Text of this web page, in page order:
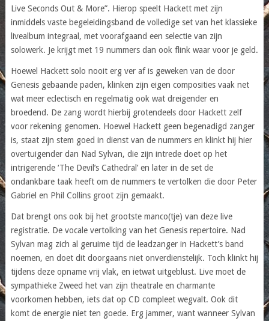
Live Seconds Out & More”. Hierop speelt Hackett met zijn
inmiddels vaste begeleidingsband de volledige set van het klassieke
livealbum integraal, met voorafgaand een selectie van zijn
solowerk. Je krijgt met 19 nummers dan ook flink waar voor je geld.
Hoewel Hackett solo nooit erg ver af is geweken van de door
Genesis gebaande paden, klinken zijn eigen composities vaak net
wat meer eclectisch en regelmatig ook wat dreigender en
broedend. De zang wordt hierbij grotendeels door Hackett zelf
voor rekening genomen. Hoewel Hackett geen begenadigd zanger
is, staat zijn stem goed in dienst van de nummers en klinkt hij hier
overtuigender dan Nad Sylvan, die zijn intrede doet op het
intrigerende ‘The Devil’s Cathedral’ en later in de set de
ondankbare taak heeft om de nummers te vertolken die door Peter
Gabriel en Phil Collins groot zijn gemaakt.
Dat brengt ons ook bij het grootste manco(tje) van deze live
registratie. De vocale vertolking van het Genesis repertoire. Nad
Sylvan mag zich al geruime tijd de leadzanger in Hackett’s band
noemen, en doet dit doorgaans niet onverdienstelijk. Toch klinkt hij
tijdens deze opname vrij vlak, en ietwat uitgeblust. Live moet de
sympathieke Zweed het van zijn theatrale en charmante
voorkomen hebben, iets dat op CD compleet wegvalt. Ook dit
komt de energie niet ten goede. Erg jammer, want wanneer Sylvan